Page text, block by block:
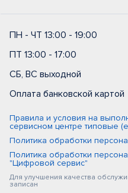
ПН - ЧТ 13:00 - 19:00
ПТ 13:00 - 17:00
СБ, ВС выходной
Оплата банковской картой
Правила и условия на
сервисном центре типовые
Политика обработки
Политика обработки
"Цифровой сервис"
Для улучшения качества
записан